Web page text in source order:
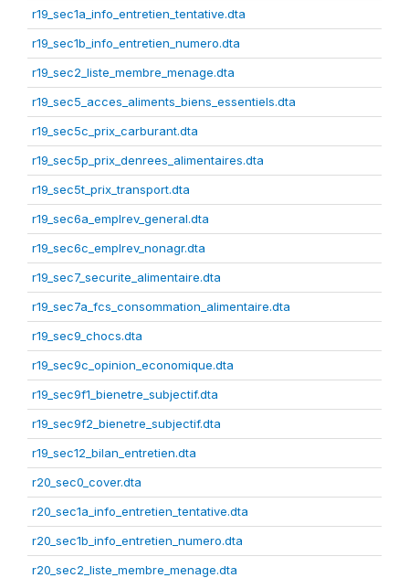
r19_sec1a_info_entretien_tentative.dta
r19_sec1b_info_entretien_numero.dta
r19_sec2_liste_membre_menage.dta
r19_sec5_acces_aliments_biens_essentiels.dta
r19_sec5c_prix_carburant.dta
r19_sec5p_prix_denrees_alimentaires.dta
r19_sec5t_prix_transport.dta
r19_sec6a_emplrev_general.dta
r19_sec6c_emplrev_nonagr.dta
r19_sec7_securite_alimentaire.dta
r19_sec7a_fcs_consommation_alimentaire.dta
r19_sec9_chocs.dta
r19_sec9c_opinion_economique.dta
r19_sec9f1_bienetre_subjectif.dta
r19_sec9f2_bienetre_subjectif.dta
r19_sec12_bilan_entretien.dta
r20_sec0_cover.dta
r20_sec1a_info_entretien_tentative.dta
r20_sec1b_info_entretien_numero.dta
r20_sec2_liste_membre_menage.dta